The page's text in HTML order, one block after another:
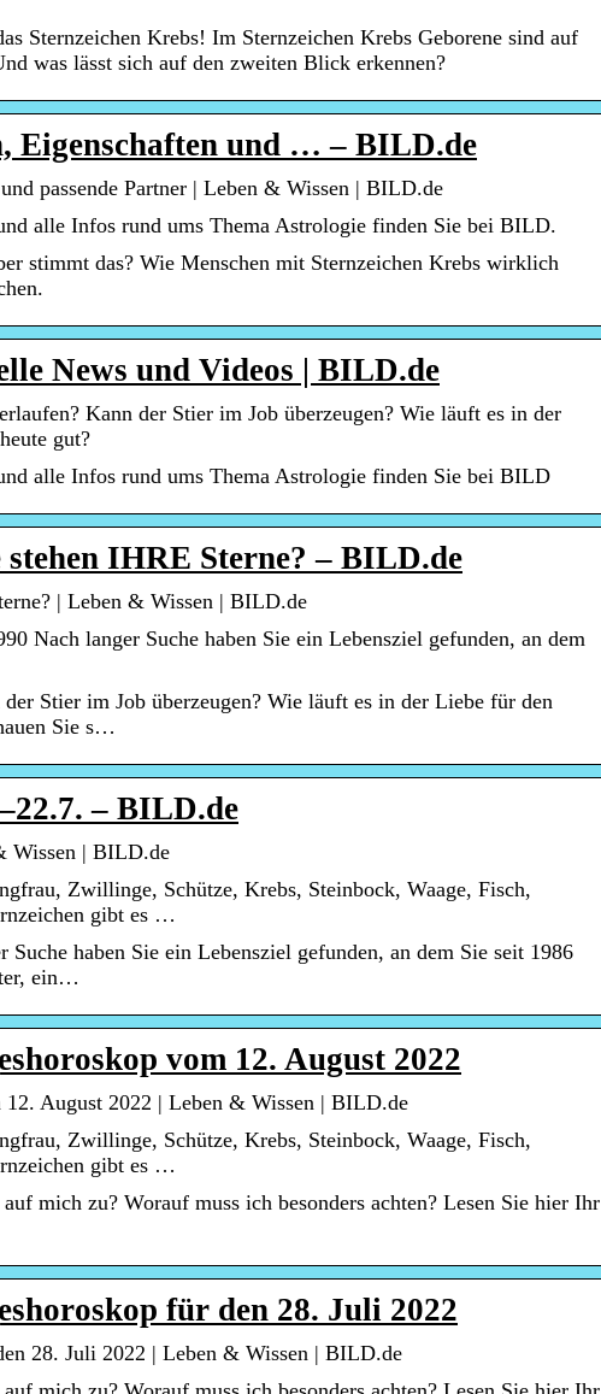
Sternzeichen Krebs! Im Sternzeichen Krebs Geborene sind auf
was lässt sich auf den zweiten Blick erkennen?
Eigenschaften und … – BILD.de
passende Partner | Leben & Wissen | BILD.de
alle Infos rund ums Thema Astrologie finden Sie bei BILD.
stimmt das? Wie Menschen mit Sternzeichen Krebs wirklich
News und Videos | BILD.de
Kann der Stier im Job überzeugen? Wie läuft es in der
gut?
alle Infos rund ums Thema Astrologie finden Sie bei BILD
IHRE Sterne? – BILD.de
| Leben & Wissen | BILD.de
Nach langer Suche haben Sie ein Lebensziel gefunden, an dem
Stier im Job überzeugen? Wie läuft es in der Liebe für den
Sie s…
– BILD.de
Wissen | BILD.de
Zwillinge, Schütze, Krebs, Steinbock, Waage, Fisch,
gibt es …
haben Sie ein Lebensziel gefunden, an dem Sie seit 1986
ein…
vom 12. August 2022
August 2022 | Leben & Wissen | BILD.de
Zwillinge, Schütze, Krebs, Steinbock, Waage, Fisch,
gibt es …
mich zu? Worauf muss ich besonders achten? Lesen Sie hier Ihr
für den 28. Juli 2022
28. Juli 2022 | Leben & Wissen | BILD.de